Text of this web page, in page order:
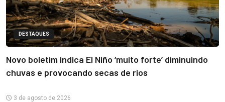
DESTAQUES
Novo boletim indica El Niño ‘muito forte’ diminuindo
chuvas e provocando secas de rios
3 de agosto de 2026